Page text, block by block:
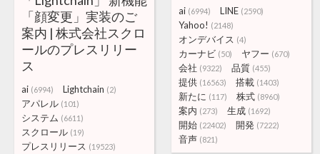
ai (6994) LINE (2590)
Yahoo! (2148)
オンデバイス (4)
カーナビ (50) ヤフー (670)
会社 (9322) 品質 (455)
提供 (16563) 搭載 (1403)
新たに (117) 株式 (8960)
案内 (273) 生成 (1692)
開始 (22402) 開発 (7222)
音声 (821)
「顔変更」実装のご
案内 | 株式会社スクロ
ールのプレスリリー
ス
ai (6994) Lightchain (2)
アパレル (101)
システム (6611)
スクロール (19)
プレスリリース (19523)